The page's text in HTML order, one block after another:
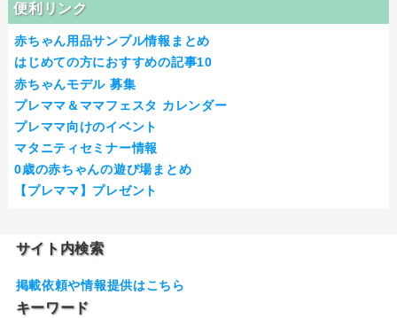
便利リンク
赤ちゃん用品サンプル情報まとめ
はじめての方におすすめの記事10
赤ちゃんモデル 募集
プレママ＆ママフェスタ カレンダー
プレママ向けのイベント
マタニティセミナー情報
0歳の赤ちゃんの遊び場まとめ
【プレママ】プレゼント
サイト内検索
掲載依頼や情報提供はこちら
キーワード